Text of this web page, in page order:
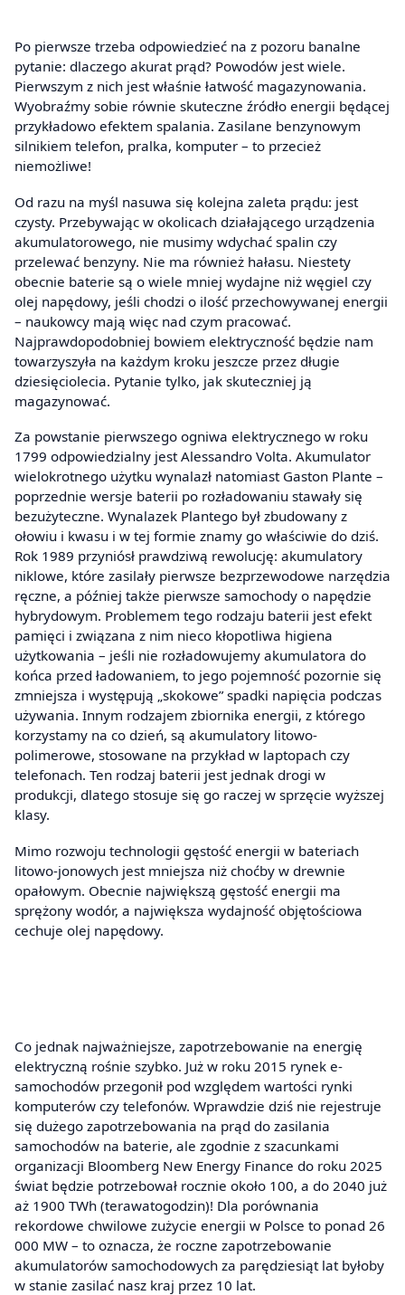
Po pierwsze trzeba odpowiedzieć na z pozoru banalne
pytanie: dlaczego akurat prąd? Powodów jest wiele.
Pierwszym z nich jest właśnie łatwość magazynowania.
Wyobraźmy sobie równie skuteczne źródło energii będącej
przykładowo efektem spalania. Zasilane benzynowym
silnikiem telefon, pralka, komputer – to przecież
niemożliwe!
Od razu na myśl nasuwa się kolejna zaleta prądu: jest
czysty. Przebywając w okolicach działającego urządzenia
akumulatorowego, nie musimy wdychać spalin czy
przelewać benzyny. Nie ma również hałasu. Niestety
obecnie baterie są o wiele mniej wydajne niż węgiel czy
olej napędowy, jeśli chodzi o ilość przechowywanej energii
– naukowcy mają więc nad czym pracować.
Najprawdopodobniej bowiem elektryczność będzie nam
towarzyszyła na każdym kroku jeszcze przez długie
dziesięciolecia. Pytanie tylko, jak skuteczniej ją
magazynować.
Za powstanie pierwszego ogniwa elektrycznego w roku
1799 odpowiedzialny jest Alessandro Volta. Akumulator
wielokrotnego użytku wynalazł natomiast Gaston Plante –
poprzednie wersje baterii po rozładowaniu stawały się
bezużyteczne. Wynalazek Plantego był zbudowany z
ołowiu i kwasu i w tej formie znamy go właściwie do dziś.
Rok 1989 przyniósł prawdziwą rewolucję: akumulatory
niklowe, które zasilały pierwsze bezprzewodowe narzędzia
ręczne, a później także pierwsze samochody o napędzie
hybrydowym. Problemem tego rodzaju baterii jest efekt
pamięci i związana z nim nieco kłopotliwa higiena
użytkowania – jeśli nie rozładowujemy akumulatora do
końca przed ładowaniem, to jego pojemność pozornie się
zmniejsza i występują „skokowe” spadki napięcia podczas
używania. Innym rodzajem zbiornika energii, z którego
korzystamy na co dzień, są akumulatory litowo-
polimerowe, stosowane na przykład w laptopach czy
telefonach. Ten rodzaj baterii jest jednak drogi w
produkcji, dlatego stosuje się go raczej w sprzęcie wyższej
klasy.
Mimo rozwoju technologii gęstość energii w bateriach
litowo-jonowych jest mniejsza niż choćby w drewnie
opałowym. Obecnie największą gęstość energii ma
sprężony wodór, a największa wydajność objętościowa
cechuje olej napędowy.
Co jednak najważniejsze, zapotrzebowanie na energię
elektryczną rośnie szybko. Już w roku 2015 rynek e-
samochodów przegonił pod względem wartości rynki
komputerów czy telefonów. Wprawdzie dziś nie rejestruje
się dużego zapotrzebowania na prąd do zasilania
samochodów na baterie, ale zgodnie z szacunkami
organizacji Bloomberg New Energy Finance do roku 2025
świat będzie potrzebował rocznie około 100, a do 2040 już
aż 1900 TWh (terawatogodzin)! Dla porównania
rekordowe chwilowe zużycie energii w Polsce to ponad 26
000 MW – to oznacza, że roczne zapotrzebowanie
akumulatorów samochodowych za parędziesiąt lat byłoby
w stanie zasilać nasz kraj przez 10 lat.